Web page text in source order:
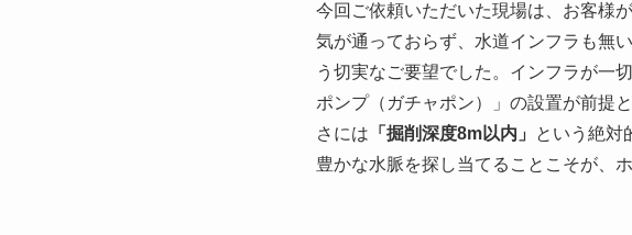
今回ご依頼いただいた現場は、お客様
気が通っておらず、水道インフラも無
う切実なご要望でした。インフラが一
ポンプ（ガチャポン）」の設置が前提
さには 「掘削深度8m以内」
という絶対
豊かな水脈を探し当てることこそが、